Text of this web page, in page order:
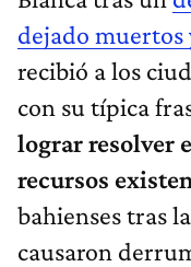
dejado muertos
recibió a los
con su típica
lograr resolver
recursos
bahienses tras
causaron